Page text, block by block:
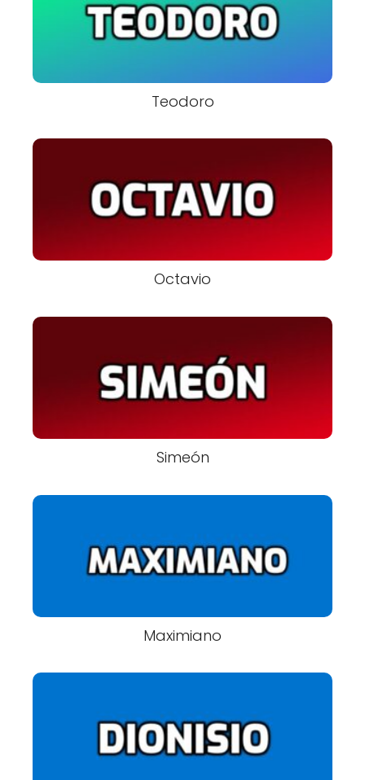
Teodoro
Octavio
Simeón
Maximiano